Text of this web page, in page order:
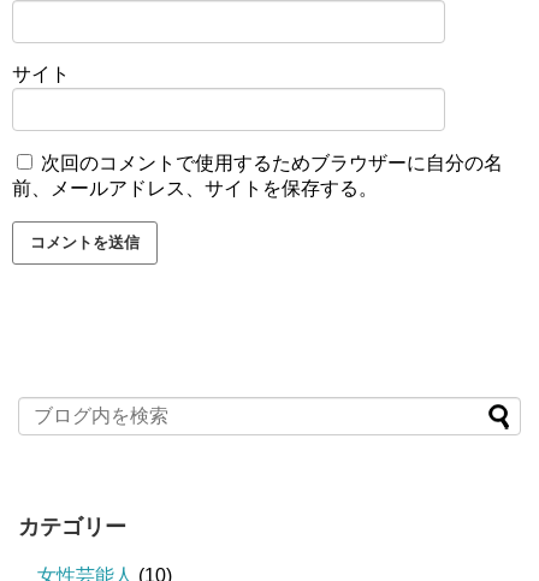
サイト
次回のコメントで使用するためブラウザーに自分の名
前、メールアドレス、サイトを保存する。
カテゴリー
女性芸能人 (10)